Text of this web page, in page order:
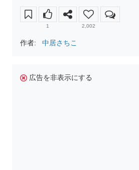
1 2,002
作者: 中居さちこ
広告を非表示にする